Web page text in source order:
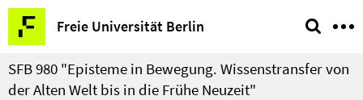
Springe
direkt
zu
Inhalt
Freie Universität Berlin
Service-
Navigation
SFB 980 "Episteme in Bewegung. Wissenstransfer von
der Alten Welt bis in die Frühe Neuzeit"